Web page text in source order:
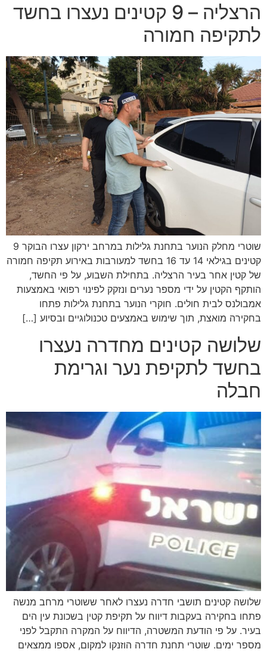
הרצליה – 9 קטינים נעצרו בחשד
לתקיפה חמורה
שוטרי מחלק הנוער בתחנת גלילות במרחב ירקון עצרו הבוקר 9
קטינים בגילאי 14 עד 16 בחשד למעורבות באירוע תקיפה חמורה
של קטין אחר בעיר הרצליה. בתחילת השבוע, על פי החשד,
הותקף הקטין על ידי מספר נערים ונזקק לפינוי רפואי באמצעות
אמבולנס לבית חולים. חוקרי הנוער בתחנת גלילות פתחו
בחקירה מואצת, תוך שימוש באמצעים טכנולוגיים ובסיוע […]
שלושה קטינים מחדרה נעצרו
בחשד לתקיפת נער וגרימת
חבלה
שלושה קטינים תושבי חדרה נעצרו לאחר ששוטרי מרחב מנשה
פתחו בחקירה בעקבות דיווח על תקיפת קטין בשכונת עין הים
בעיר. על פי הודעת המשטרה, הדיווח על המקרה התקבל לפני
מספר ימים. שוטרי תחנת חדרה הוזנקו למקום, אספו ממצאים